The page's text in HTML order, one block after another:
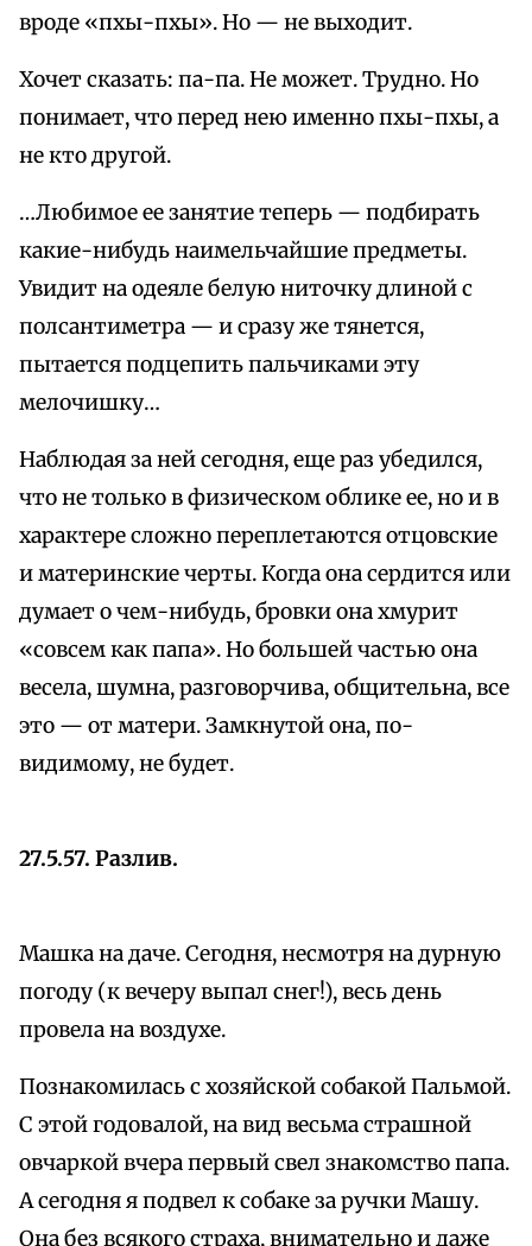
вроде «пхы-пхы». Но — не выходит.
Хочет сказать: па-па. Не может. Трудно. Но
понимает, что перед нею именно пхы-пхы, а
не кто другой.
…Любимое ее занятие теперь — подбирать
какие-нибудь наимельчайшие предметы.
Увидит на одеяле белую ниточку длиной с
полсантиметра — и сразу же тянется,
пытается подцепить пальчиками эту
мелочишку…
Наблюдая за ней сегодня, еще раз убедился,
что не только в физическом облике ее, но и в
характере сложно переплетаются отцовские
и материнские черты. Когда она сердится или
думает о чем-нибудь, бровки она хмурит
«совсем как папа». Но большей частью она
весела, шумна, разговорчива, общительна, все
это — от матери. Замкнутой она, по-
видимому, не будет.
27.5.57. Разлив.
Машка на даче. Сегодня, несмотря на дурную
погоду (к вечеру выпал снег!), весь день
провела на воздухе.
Познакомилась с хозяйской собакой Пальмой.
С этой годовалой, на вид весьма страшной
овчаркой вчера первый свел знакомство папа.
А сегодня я подвел к собаке за ручки Машу.
Она без всякого страха, внимательно и даже